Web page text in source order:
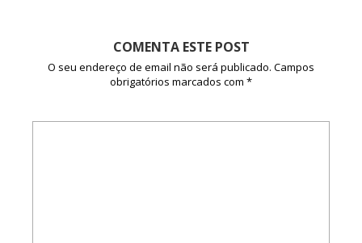
COMENTA ESTE POST
O seu endereço de email não será publicado. Campos
obrigatórios marcados com *